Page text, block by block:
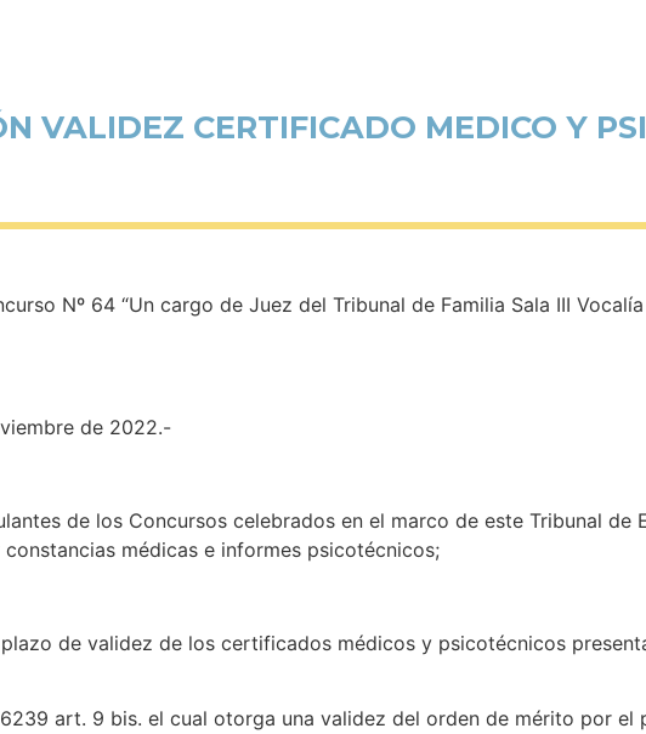
VALIDEZ CERTIFICADO MEDICO Y
Nº 64 “Un cargo de Juez del Tribunal de Familia Sala III
de 2022.-
de los Concursos celebrados en el marco de este Tribunal de
médicas e informes psicotécnicos;
de validez de los certificados médicos y psicotécnicos
art. 9 bis. el cual otorga una validez del orden de mérito por el